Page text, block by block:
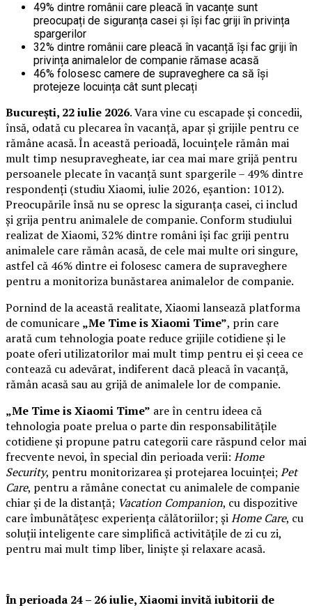
49% dintre românii care pleacă în vacanțe sunt
preocupați de siguranța casei și își fac griji în privința
spargerilor
32% dintre românii care pleacă în vacanță își fac griji în
privința animalelor de companie rămase acasă
46% folosesc camere de supraveghere ca să își
protejeze locuința cât sunt plecați
București, 22 iulie 2026. Vara vine cu escapade și concedii,
însă, odată cu plecarea în vacanță, apar și grijile pentru ce
rămâne acasă. În această perioadă, locuințele rămân mai
mult timp nesupravegheate, iar cea mai mare grijă pentru
persoanele plecate în vacanță sunt spargerile – 49% dintre
respondenți (studiu Xiaomi, iulie 2026, eșantion: 1012).
Preocupările însă nu se opresc la siguranța casei, ci includ
și grija pentru animalele de companie. Conform studiului
realizat de Xiaomi, 32% dintre români își fac griji pentru
animalele care rămân acasă, de cele mai multe ori singure,
astfel că 46% dintre ei folosesc camera de supraveghere
pentru a monitoriza bunăstarea animalelor de companie.
Pornind de la această realitate, Xiaomi lansează platforma
de comunicare „Me Time is Xiaomi Time”, prin care
arată cum tehnologia poate reduce grijile cotidiene și le
poate oferi utilizatorilor mai mult timp pentru ei și ceea ce
contează cu adevărat, indiferent dacă pleacă în vacanță,
rămân acasă sau au grijă de animalele lor de companie.
„Me Time is Xiaomi Time” are în centru ideea că
tehnologia poate prelua o parte din responsabilitățile
cotidiene și propune patru categorii care răspund celor mai
frecvente nevoi, în special din perioada verii: Home
Security, pentru monitorizarea și protejarea locuinței;Pet
Care, pentru a rămâne conectat cu animalele de companie
chiar și de la distanță; Vacation Companion, cu dispozitive
care îmbunătățesc experiența călătoriilor; șiHome Care, cu
soluții inteligente care simplifică activitățile de zi cu zi,
pentru mai mult timp liber, liniște și relaxare acasă.
În perioada 24 – 26 iulie, Xiaomi invită iubitorii de